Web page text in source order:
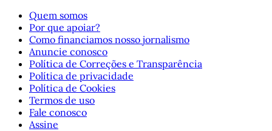
Quem somos
Por que apoiar?
Como financiamos nosso jornalismo
Anuncie conosco
Política de Correções e Transparência
Política de privacidade
Política de Cookies
Termos de uso
Fale conosco
Assine